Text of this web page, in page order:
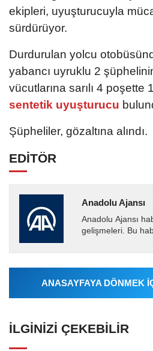
ekipleri, uyuşturucuyla
sürdürüyor.
Durdurulan yolcu
yabancı uyruklu 2
vücutlarına sarılı 4 poşette
sentetik uyuşturucu
Şüpheliler, gözaltına alındı.
EDİTÖR
Anadolu Ajansı
Anadolu Ajansı
gelişmeleri. Bu
tarafından geçilen
ANASAYFAYA DÖNMEK
İLGINIZI ÇEKEBILIR